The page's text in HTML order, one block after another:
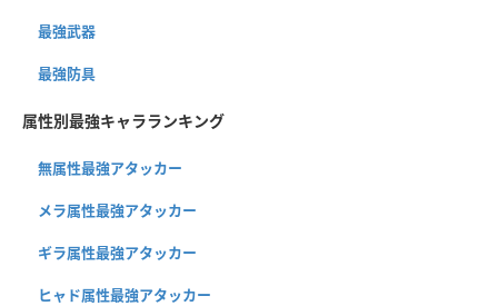
最強武器
最強防具
属性別最強キャラランキング
無属性最強アタッカー
メラ属性最強アタッカー
ギラ属性最強アタッカー
ヒャド属性最強アタッカー